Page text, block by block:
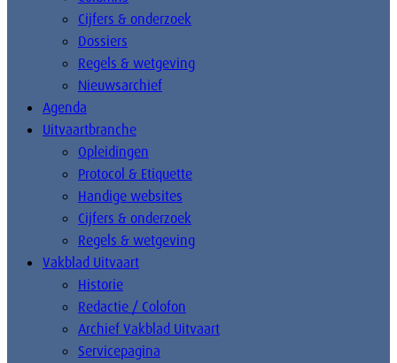
Cijfers & onderzoek
Dossiers
Regels & wetgeving
Nieuwsarchief
Agenda
Uitvaartbranche
Opleidingen
Protocol & Etiquette
Handige websites
Cijfers & onderzoek
Regels & wetgeving
Vakblad Uitvaart
Historie
Redactie / Colofon
Archief Vakblad Uitvaart
Servicepagina